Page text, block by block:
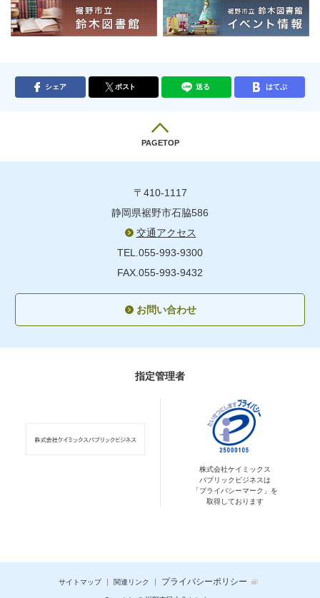
シェア ポスト 送る はてぶ
PAGETOP
〒410-1117
静岡県裾野市石脇586
交通アクセス
TEL.055-993-9300
FAX.055-993-9432
お問い合わせ
指定管理者
株式会社ケイミックス
パブリックビジネスは
「プライバシーマーク」を
取得しております
サイトマップ 関連リンク プライバシーポリシー